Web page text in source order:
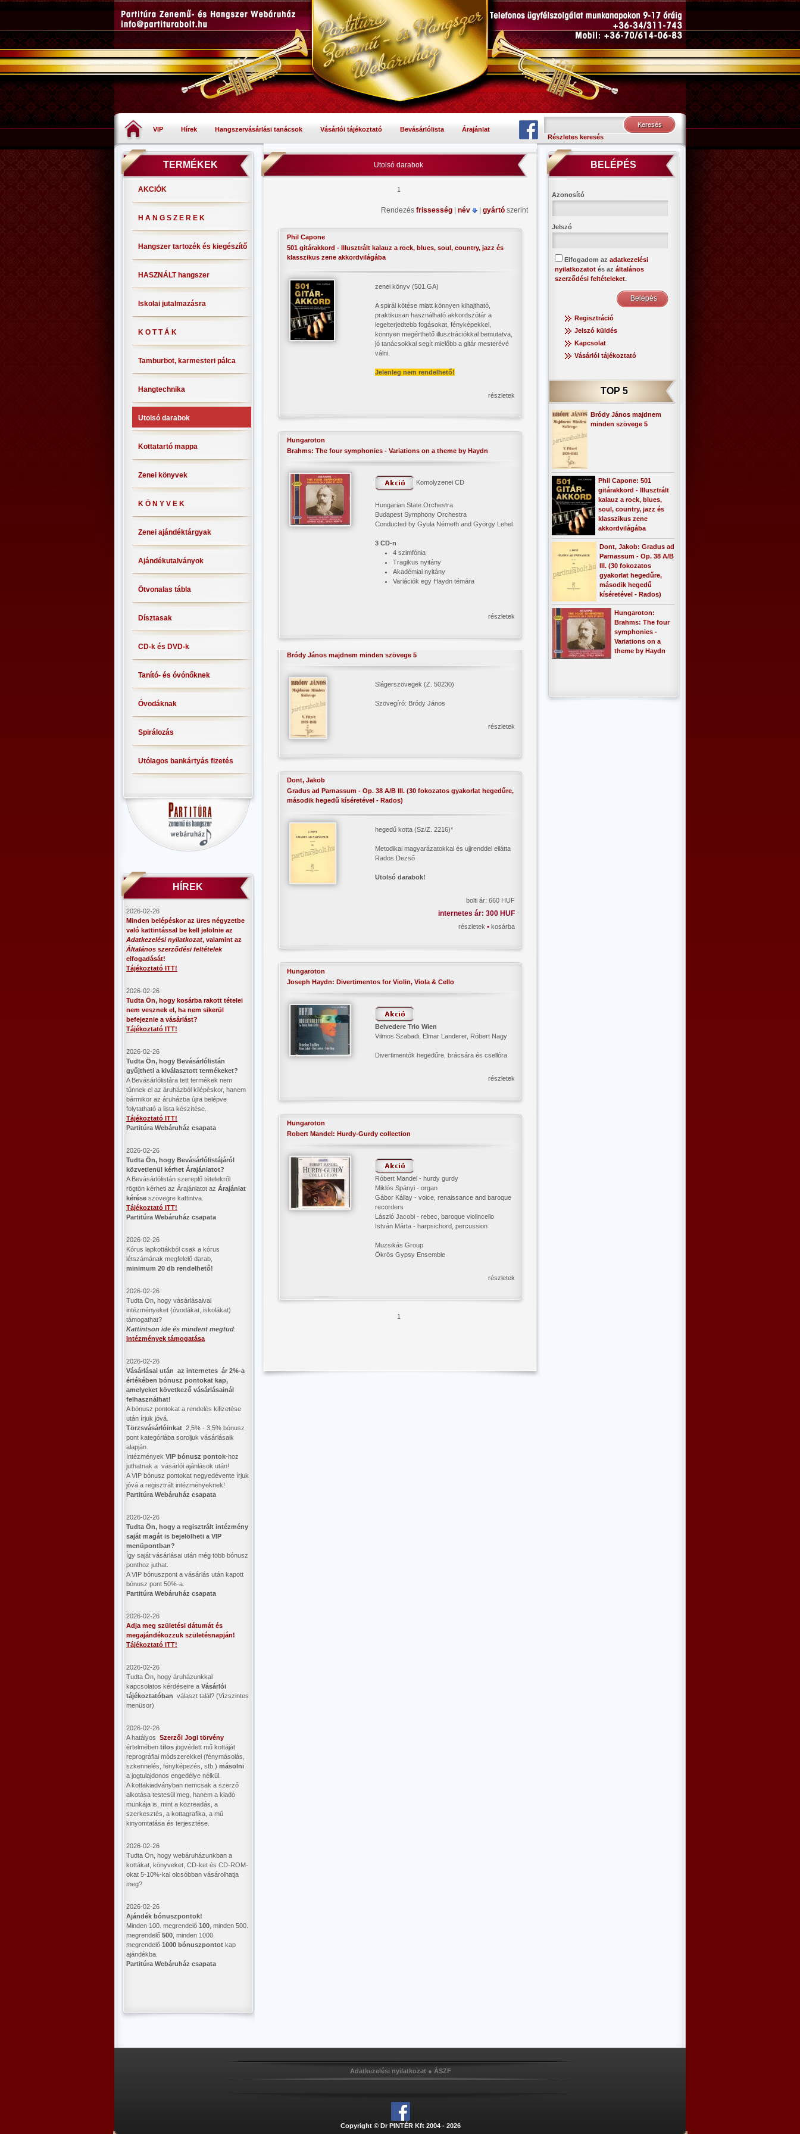
VIP Hírek Hangszervásárlási tanácsok Vásárlói tájékoztató Bevásárlólista
Árajánlat
Részletes keresés
TERMÉKEK
AKCIÓK
H A N G S Z E R E K
Hangszer tartozék és kiegészítő
HASZNÁLT hangszer
Iskolai jutalmazásra
K O T T Á K
Tamburbot, karmesteri pálca
Hangtechnika
Utolsó darabok
Kottatartó mappa
Zenei könyvek
K Ö N Y V E K
Zenei ajándéktárgyak
Ajándékutalványok
Ötvonalas tábla
Dísztasak
CD-k és DVD-k
Tanító- és óvónőknek
Óvodáknak
Spirálozás
Utólagos bankártyás fizetés
HÍREK
2026-02-26
Minden belépéskor az üres négyzetbe
való kattintással be kell jelölnie az
Adatkezelési nyilatkozat, valamint az
Általános szerződési feltételek
elfogadását!
Tájékoztató ITT!
2026-02-26
Tudta Ön, hogy kosárba rakott tételei
nem vesznek el, ha nem sikerül
befejeznie a vásárlást?
Tájékoztató ITT!
2026-02-26
​Tudta Ön, hogy Bevásárlólistán
gyűjtheti a kiválasztott termékeket?
A Bevásárlólistára tett termékek nem
tűnnek el az áruházból kilépéskor, hanem
bármikor az áruházba újra belépve
folytatható a lista készítése.
Tájékoztató ITT!
Partitúra Webáruház csapata
2026-02-26
​Tudta Ön, hogy Bevásárlólistájáról
közvetlenül kérhet Árajánlatot?
A Bevásárlólistán szereplő tételekről
rögtön kérheti az Árajánlatot az Árajánlat
kérése szövegre kattintva.
Tájékoztató ITT!
Partitúra Webáruház csapata
2026-02-26
Kórus lapkottákból csak a kórus
létszámának megfelelő darab,
minimum 20 db rendelhető!
2026-02-26
Tudta Ön, hogy vásárlásaival
intézményeket (óvodákat, iskolákat)
támogathat?
Kattintson ide és mindent megtud:
Intézmények támogatása
2026-02-26
Vásárlásai után az internetes ár 2%-a
értékében bónusz pontokat kap,
amelyeket következő vásárlásainál
felhasználhat!
A bónusz pontokat a rendelés kifizetése
után írjuk jóvá.
Törzsvásárlóinkat 2,5% - 3,5% bónusz
pont kategóriába soroljuk vásárlásaik
alapján.
Intézmények VIP bónusz pontok-hoz
juthatnak a vásárlói ajánlások után!
A VIP bónusz pontokat negyedévente írjuk
jóvá a regisztrált intézményeknek!
Partitúra Webáruház csapata
2026-02-26
​Tudta Ön, hogy a regisztrált intézmény
saját magát is bejelölheti a VIP
menüpontban?
Így saját vásárlásai után még több bónusz
ponthoz juthat.
A VIP bónuszpont a vásárlás után kapott
bónusz pont 50%-a.
Partitúra Webáruház csapata
2026-02-26
Adja meg születési dátumát és
megajándékozzuk születésnapján!
Tájékoztató ITT!
2026-02-26
Tudta Ön, hogy áruházunkkal
kapcsolatos kérdéseire a Vásárlói
tájékoztatóban választ talál? (Vízszintes
menüsor)
2026-02-26
A hatályos Szerzői Jogi törvény
értelmében tilos jogvédett mű kottáját
reprográfiai módszerekkel (fénymásolás,
szkennelés, fényképezés, stb.) másolni
a jogtulajdonos engedélye nélkül.
A kottakiadványban nemcsak a szerző
alkotása testesül meg, hanem a kiadó
munkája is, mint a közreadás, a
szerkesztés, a kottagrafika, a mű
kinyomtatása és terjesztése.
2026-02-26
Tudta Ön, hogy webáruházunkban a
kottákat, könyveket, CD-ket és CD-ROM-
okat 5-10%-kal olcsóbban vásárolhatja
meg?
2026-02-26
Ajándék bónuszpontok!
Minden 100. megrendelő 100 , minden 500.
megrendelő 500 , minden 1000.
megrendelő 1000 bónuszpontot kap
ajándékba.
Partitúra Webáruház csapata
Utolsó darabok
1
Rendezés frissesség név gyártó szerint
Phil Capone
501 gitárakkord - Illusztrált kalauz a rock, blues, soul, country, jazz és
klasszikus zene akkordvilágába
zenei könyv (501.GA)
A spirál kötése miatt könnyen kihajtható,
praktikusan használható akkordszótár a
legelterjedtebb fogásokat, fényképekkel,
könnyen megérthető illusztrációkkal bemutatva,
jó tanácsokkal segít mielőbb a gitár mesterévé
válni.
Jelenleg nem rendelhető!
részletek
Hungaroton
Brahms: The four symphonies - Variations on a theme by Haydn
Komolyzenei CD
Hungarian State Orchestra
Budapest Symphony Orchestra
Conducted by Gyula Németh and György Lehel
3 CD-n
4 szimfónia
Tragikus nyitány
Akadémiai nyitány
Variációk egy Haydn témára
részletek
Bródy János majdnem minden szövege 5
Slágerszövegek (Z. 50230)
Szövegíró: Bródy János
részletek
Dont, Jakob
Gradus ad Parnassum - Op. 38 A/B III. (30 fokozatos gyakorlat hegedűre,
második hegedű kíséretével - Rados)
hegedű kotta (Sz/Z. 2216)*
Metodikai magyarázatokkal és ujjrenddel ellátta
Rados Dezső
Utolsó darabok!
bolti ár: 660 HUF
internetes ár: 300 HUF
részletek • kosárba
Hungaroton
Joseph Haydn: Divertimentos for Violin, Viola & Cello
Belvedere Trio Wien
Vilmos Szabadi, Elmar Landerer, Róbert Nagy
Divertimentók hegedűre, brácsára és csellóra
részletek
Hungaroton
Robert Mandel: Hurdy-Gurdy collection
Róbert Mandel - hurdy gurdy
Miklós Spányi - organ
Gábor Kállay - voice, renaissance and baroque
recorders
László Jacobi - rebec, baroque violincello
István Márta - harpsichord, percussion
Muzsikás Group
Ökrös Gypsy Ensemble
részletek
1
BELÉPÉS
Azonosító
Jelszó
Elfogadom az adatkezelési
nyilatkozatot és az általános
szerződési feltételeket.
Regisztráció
Jelszó küldés
Kapcsolat
Vásárlói tájékoztató
TOP 5
Bródy János majdnem
minden szövege 5
Phil Capone: 501
gitárakkord - Illusztrált
kalauz a rock, blues,
soul, country, jazz és
klasszikus zene
akkordvilágába
Dont, Jakob: Gradus ad
Parnassum - Op. 38 A/B
III. (30 fokozatos
gyakorlat hegedűre,
második hegedű
kíséretével - Rados)
Hungaroton:
Brahms: The four
symphonies -
Variations on a
theme by Haydn
Adatkezelési nyilatkozat● ÁSZF
Copyright © Dr PINTÉR Kft 2004 - 2026